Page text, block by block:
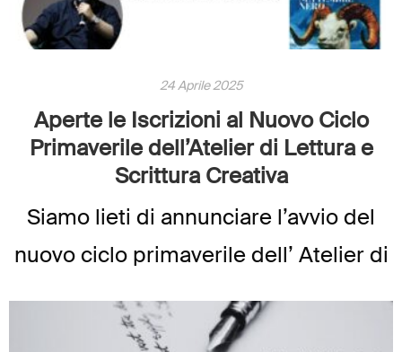
24 Aprile 2025
Aperte le Iscrizioni al Nuovo Ciclo
Primaverile dell’Atelier di Lettura e
Scrittura Creativa
Siamo lieti di annunciare l’avvio del
nuovo ciclo primaverile dell’ Atelier di
svolgerà secondo la formula ormai